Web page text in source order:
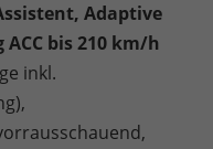
Adaptive
bis 210 km/h
inkl.